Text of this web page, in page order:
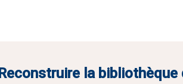
Reconstruire la bibliothèque